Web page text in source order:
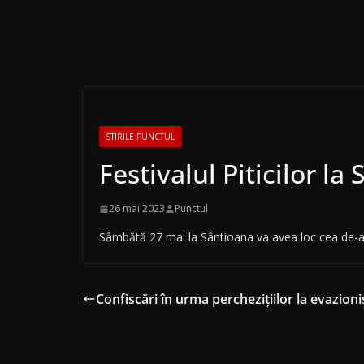
STIRILE PUNCTUL
Festivalul Piticilor la
26 mai 2023 Punctul
Sâmbătă 27 mai la Sântioana va avea loc cea
Confiscări în urma perchezițiilor la